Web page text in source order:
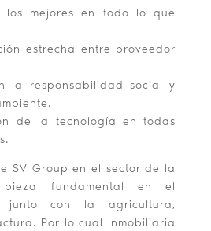
los mejores en todo lo que
estrecha entre proveedor
la responsabilidad social y
de la tecnología en todas
SV Group en el sector de la
pieza fundamental en el
junto con la agricultura,
Por lo cual Inmobiliaria